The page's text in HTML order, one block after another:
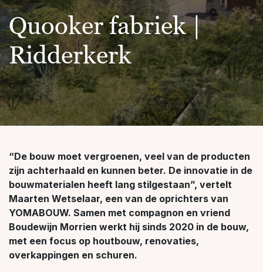
Quooker fabriek |
Ridderkerk
“De bouw moet vergroenen, veel van de producten
zijn achterhaald en kunnen beter. De innovatie in de
bouwmaterialen heeft lang stilgestaan”, vertelt
Maarten Wetselaar, een van de oprichters van
YOMABOUW. Samen met compagnon en vriend
Boudewijn Morrien werkt hij sinds 2020 in de bouw,
met een focus op houtbouw, renovaties,
overkappingen en schuren.